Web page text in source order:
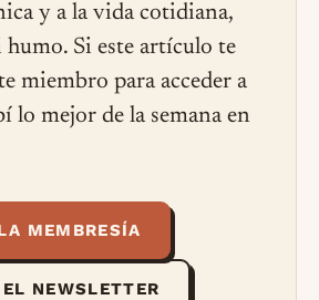
y a la vida cotidiana,
Si este artículo te
miembro para acceder a
lo mejor de la semana en
MEMBRESÍA
NEWSLETTER